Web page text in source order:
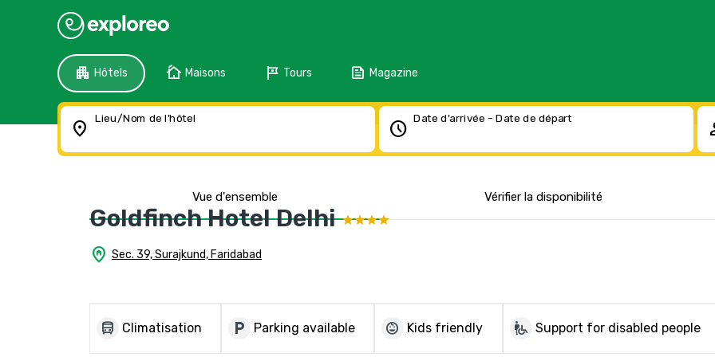
apartment Hôtels cottage Maisons tour Tours feed Magazine
location_on Lieu/Nom de l'hôtel schedule Date d'arrivée - Date de départ
Vue d'ensemble Vérifier la disponibilité
Goldfinch Hotel Delhi
home_pin Sec. 39, Surajkund, Faridabad
directions_bus Climatisation local_parking Parking available child_care Kids friendly wheelchair_pickup Support for disabled people